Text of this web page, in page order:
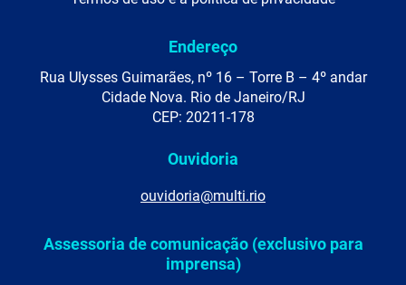
Endereço
Rua Ulysses Guimarães, nº 16 – Torre B – 4º andar
Cidade Nova. Rio de Janeiro/RJ
CEP: 20211-178
Ouvidoria
ouvidoria@multi.rio
Assessoria de comunicação (exclusivo para
imprensa)